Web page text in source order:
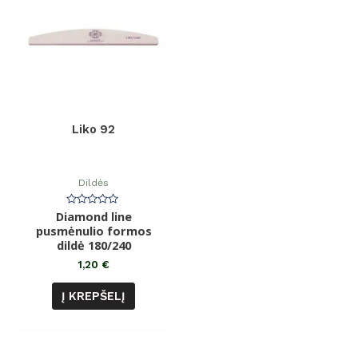
Liko 92
Dildės
Įvertinimas:
0
iš
5
Diamond line
pusmėnulio formos
dildė 180/240
1,20 €
Į KREPŠELĮ